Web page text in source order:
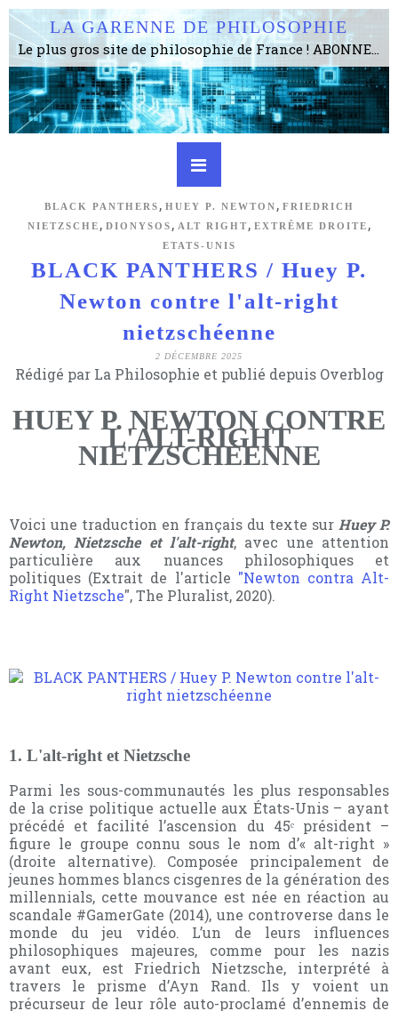
LA GARENNE DE PHILOSOPHIE
Le plus gros site de philosophie de France ! ABONNEZ-VOUS ! 4115 Articles, 1634 abonné·e·s, depuis 2006 . . . . . . . . 2 852 214 pages vues jusqu'à présent. Prestance et être apte à un plus grand nombre de choses.
BLACK PANTHERS , HUEY P. NEWTON , FRIEDRICH
NIETZSCHE , DIONYSOS , ALT RIGHT , EXTRÊME DROITE ,
ETATS-UNIS
BLACK PANTHERS / Huey P.
Newton contre l'alt-right
nietzschéenne
2 DÉCEMBRE 2025
Rédigé par La Philosophie et publié depuis Overblog
HUEY P. NEWTON CONTRE
L'ALT-RIGHT
NIETZSCHÉENNE
Voici une traduction en français du texte sur Huey P.
Newton, Nietzsche et l'alt-right, avec une attention
particulière aux nuances philosophiques et
politiques (Extrait de l'article "Newton contra Alt-
Right Nietzsche", The Pluralist, 2020).
1. L'alt-right et Nietzsche
Parmi les sous-communautés les plus responsables
de la crise politique actuelle aux États-Unis – ayant
précédé et facilité l’ascension du 45ᵉ président –
figure le groupe connu sous le nom d’« alt-right »
(droite alternative). Composée principalement de
jeunes hommes blancs cisgenres de la génération des
millennials, cette mouvance est née en réaction au
scandale #GamerGate (2014), une controverse dans le
monde du jeu vidéo. L’un de leurs influences
philosophiques majeures, comme pour les nazis
avant eux, est Friedrich Nietzsche, interprété à
travers le prisme d’Ayn Rand. Ils y voient un
précurseur de leur rôle auto-proclamé d’ennemis de